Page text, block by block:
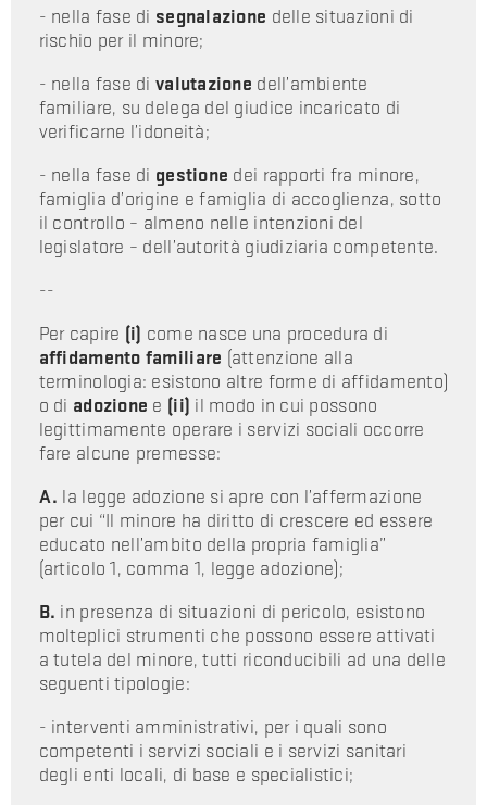
- nella fase di segnalazione delle situazioni di
rischio per il minore;
- nella fase di valutazione dell’ambiente
familiare, su delega del giudice incaricato di
verificarne l’idoneità;
- nella fase di gestione dei rapporti fra minore,
famiglia d’origine e famiglia di accoglienza, sotto
il controllo – almeno nelle intenzioni del
legislatore – dell’autorità giudiziaria competente.
--
Per capire (i) come nasce una procedura di
affidamento familiare (attenzione alla
terminologia: esistono altre forme di affidamento)
o di adozione e (ii) il modo in cui possono
legittimamente operare i servizi sociali occorre
fare alcune premesse:
A. la legge adozione si apre con l’affermazione
per cui “Il minore ha diritto di crescere ed essere
educato nell’ambito della propria famiglia”
(articolo 1, comma 1, legge adozione);
B. in presenza di situazioni di pericolo, esistono
molteplici strumenti che possono essere attivati
a tutela del minore, tutti riconducibili ad una delle
seguenti tipologie:
- interventi amministrativi, per i quali sono
competenti i servizi sociali e i servizi sanitari
degli enti locali, di base e specialistici;